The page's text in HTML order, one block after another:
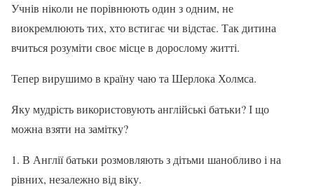
Учнів ніколи не порівнюють один з одним, не
виокремлюють тих, хто встигає чи відстає. Так дитина
вчиться розуміти своє місце в дорослому житті.
Тепер вирушимо в країну чаю та Шерлока Холмса.
Яку мудрість використовують англійські батьки? І що
можна взяти на замітку?
1. В Англії батьки розмовляють з дітьми шанобливо і на
рівних, незалежно від віку.